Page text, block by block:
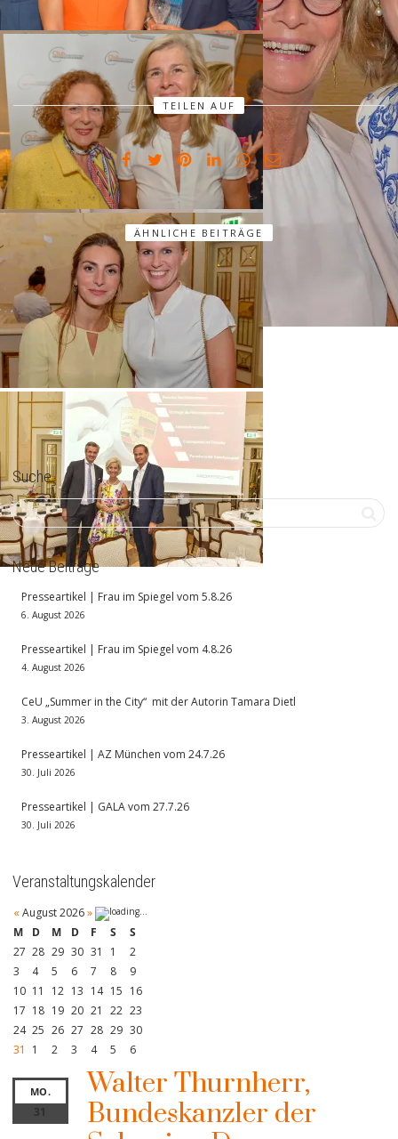
TEILEN AUF
ÄHNLICHE BEITRÄGE
Suche
Neue Beiträge
Presseartikel | Frau im Spiegel vom 5.8.26
6. August 2026
Presseartikel | Frau im Spiegel vom 4.8.26
4. August 2026
CeU „Summer in the City“ mit der Autorin Tamara Dietl
3. August 2026
Presseartikel | AZ München vom 24.7.26
30. Juli 2026
Presseartikel | GALA vom 27.7.26
30. Juli 2026
Veranstaltungskalender
« August 2026»
M
D M D F S
S
27 28 29 30 31 1
2
3
4 5 6 7 8
9
10 11 12 13 14 15 16
17 18 19 20 21 22 23
24 25 26 27 28 29 30
31
1 2 3 4 5 6
MO.
31
Walter Thurnherr,
Bundeskanzler der